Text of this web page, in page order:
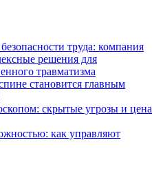
труда: компания
решения для
травматизма
становится главным
скрытые угрозы и цена
как управляют